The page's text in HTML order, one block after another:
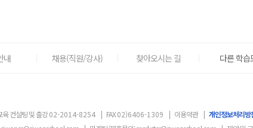
내 채용(직원/강사) 찾아오시는 길 다른 학습
육 컨설팅 및 출강02-2014-8254 | FAX02)6406-1309 | 이용약관 | 개인정보처리방